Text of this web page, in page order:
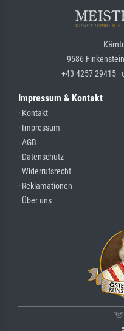
9586
+43 4257 29415
Impressum & Kontakt
· Kontakt
· Impressum
· AGB
· Datenschutz
· Widerrufsrecht
· Reklamationen
· Über uns